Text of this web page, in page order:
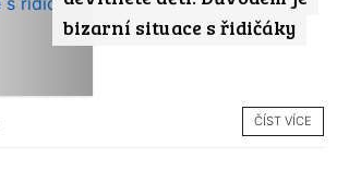
bizarní situace s řidičáky
ČÍST VÍCE